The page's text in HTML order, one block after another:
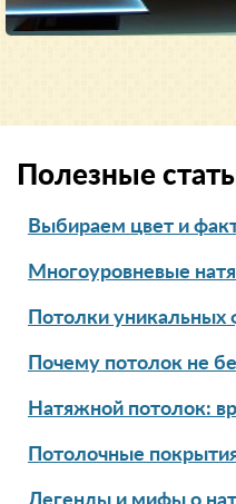
Полезные
Выбираем цвет и
Многоуровневые
Потолки уникальных
Почему потолок не
Натяжной потолок:
Потолочные